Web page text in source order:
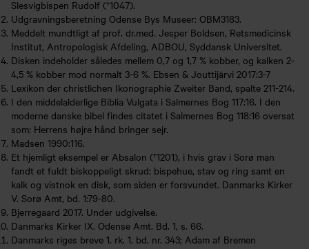
Slesvigbispen Rudolf (†1047).
Udgravningsberetning Odense Bys Museer: OBM3183.
Meddelt mundtligt af prof. dr.med. Jesper Boldsen, Retsmedicinsk
Institut, Antropologisk Afdeling, ADBOU, Syddansk Universitet.
Disken indeholder således mellem 0,7 og 1,7 % kobber, og kalken 2-
4,5 % kobber mod normalt 3-6 %. Ebsen & Jouttijärvi 2017:3-7
Lexikon der christlichen Ikonographie Zweiter Band, spalte 211-214.
I den middelalderlige Biblia Vulgata i Salmernes Bog 117:16. I den
moderne danske bibel findes citatet i Salmernes Bog 118:16 oversat
som: Herrens højre hånd bringer sejr.
Madsen 1990:116.
Et hjemligt eksempel er Absalon (†1201), i hvis grav i Sorø man
fandt et fuldt biskoppeligt skrud: bispehue, stav og ring samt en
kalk og vistnok en disk, som siden er forsvundet. Danmarks Kirker
V. Sorø Amt, bd. 1:79-80.
Bjerregaard 2017. Under udgivelse.
Danmarks Kirker IX. Odense Amt. Bd. 1, s. 66.
Danmarks riges breve 1. rk. 1. bd. nr. 343; Adam af Bremen